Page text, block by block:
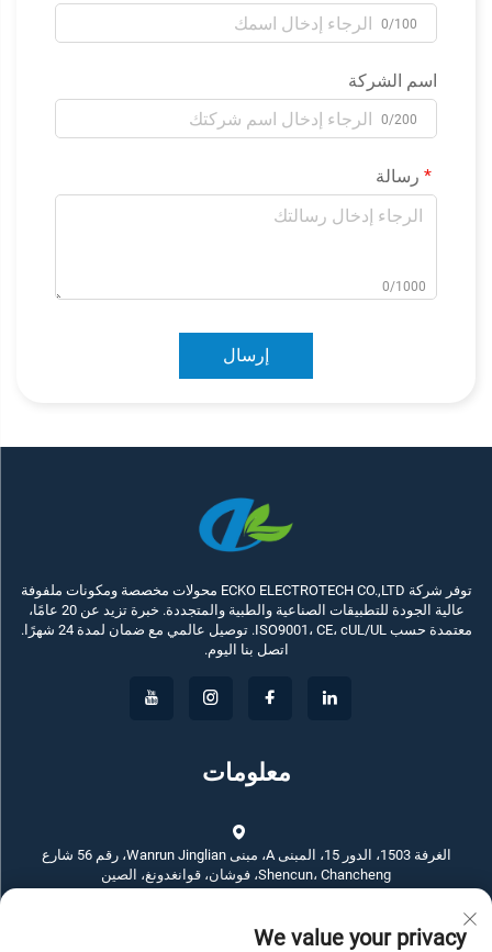
0/100
اسم الشركة
0/200
رسالة
0/1000
إرسال
توفر شركة ECKO ELECTROTECH CO.,LTD محولات مخصصة ومكونات ملفوفة
عالية الجودة للتطبيقات الصناعية والطبية والمتجددة. خبرة تزيد عن 20 عامًا،
معتمدة حسب ISO9001، CE، cUL/UL. توصيل عالمي مع ضمان لمدة 24 شهرًا.
اتصل بنا اليوم.
معلومات
الغرفة 1503، الدور 15، المبنى A، مبنى Wanrun Jinglian، رقم 56 شارع
Shencun، Chancheng، فوشان، قوانغدونغ، الصين
+86-757-83789311
We value your privacy